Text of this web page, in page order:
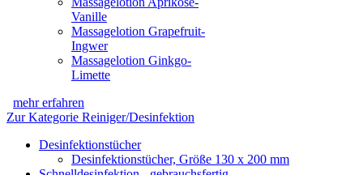
Vanille
Massagelotion Grapefruit-
Ingwer
Massagelotion Ginkgo-
Limette
mehr erfahren
Zur Kategorie Reiniger/Desinfektion
Desinfektionstücher
Desinfektionstücher, Größe 130 x 200 mm